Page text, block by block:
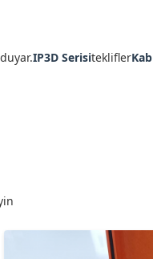
IP3D Serisiteklifler